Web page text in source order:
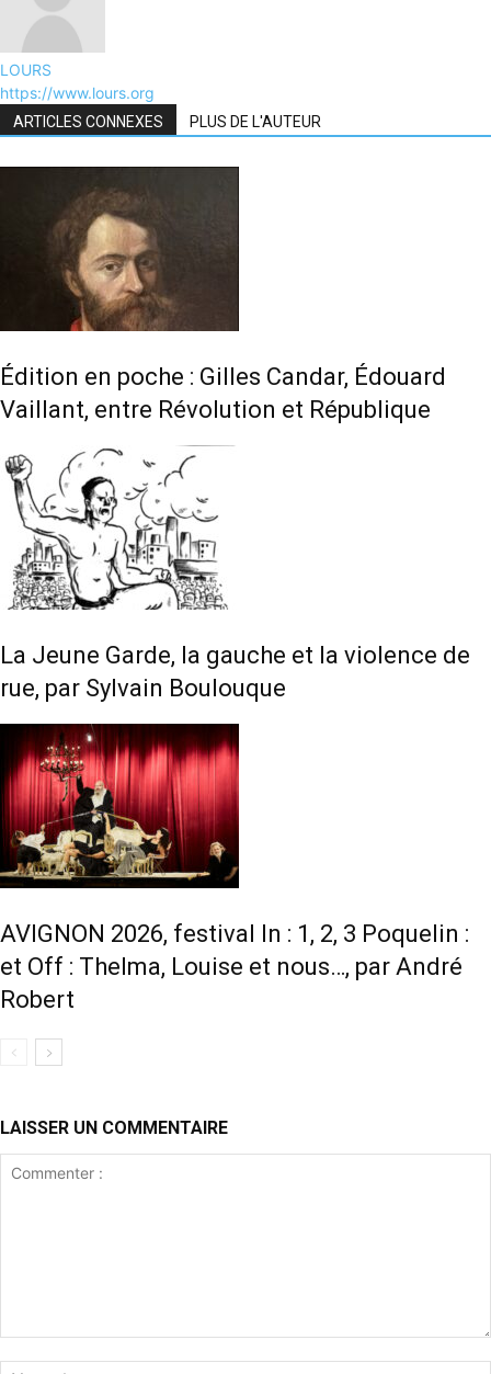
LOURS
https://www.lours.org
ARTICLES CONNEXES PLUS DE L'AUTEUR
Édition en poche : Gilles Candar, Édouard
Vaillant, entre Révolution et République
La Jeune Garde, la gauche et la violence de
rue, par Sylvain Boulouque
AVIGNON 2026, festival In : 1, 2, 3 Poquelin :
et Off : Thelma, Louise et nous…, par André
Robert
LAISSER UN COMMENTAIRE